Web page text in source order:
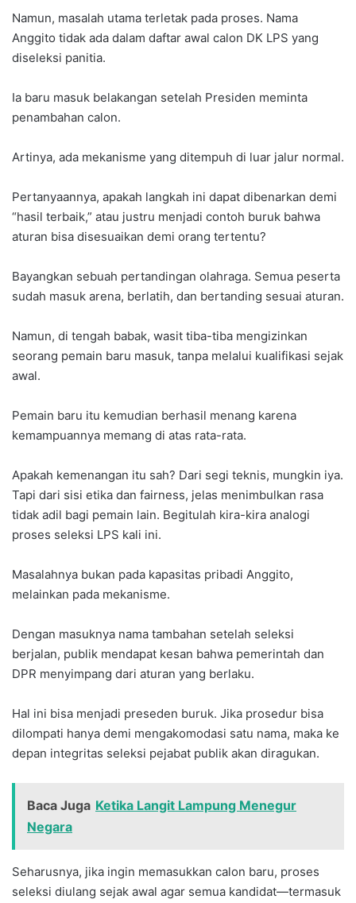
Namun, masalah utama terletak pada proses. Nama
Anggito tidak ada dalam daftar awal calon DK LPS yang
diseleksi panitia.
Ia baru masuk belakangan setelah Presiden meminta
penambahan calon.
Artinya, ada mekanisme yang ditempuh di luar jalur normal.
Pertanyaannya, apakah langkah ini dapat dibenarkan demi
“hasil terbaik,” atau justru menjadi contoh buruk bahwa
aturan bisa disesuaikan demi orang tertentu?
Bayangkan sebuah pertandingan olahraga. Semua peserta
sudah masuk arena, berlatih, dan bertanding sesuai aturan.
Namun, di tengah babak, wasit tiba-tiba mengizinkan
seorang pemain baru masuk, tanpa melalui kualifikasi sejak
awal.
Pemain baru itu kemudian berhasil menang karena
kemampuannya memang di atas rata-rata.
Apakah kemenangan itu sah? Dari segi teknis, mungkin iya.
Tapi dari sisi etika dan fairness, jelas menimbulkan rasa
tidak adil bagi pemain lain. Begitulah kira-kira analogi
proses seleksi LPS kali ini.
Masalahnya bukan pada kapasitas pribadi Anggito,
melainkan pada mekanisme.
Dengan masuknya nama tambahan setelah seleksi
berjalan, publik mendapat kesan bahwa pemerintah dan
DPR menyimpang dari aturan yang berlaku.
Hal ini bisa menjadi preseden buruk. Jika prosedur bisa
dilompati hanya demi mengakomodasi satu nama, maka ke
depan integritas seleksi pejabat publik akan diragukan.
Baca Juga Ketika Langit Lampung Menegur
Negara
Seharusnya, jika ingin memasukkan calon baru, proses
seleksi diulang sejak awal agar semua kandidat—termasuk